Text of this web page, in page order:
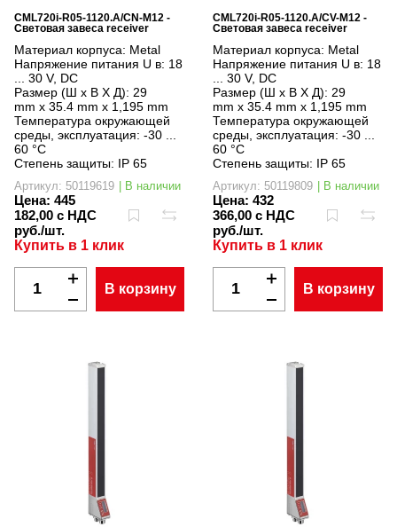
CML720i-R05-1120.A/CN-M12 -
Световая завеса receiver
Материал корпуса: Metal
Напряжение питания U в: 18
... 30 V, DC
Размер (Ш x В X Д): 29
mm x 35.4 mm x 1,195 mm
Температура окружающей
среды, эксплуатация: -30 ...
60 °C
Степень защиты: IP 65
Артикул: 50119619 | В наличии
Цена: 445
182,00 с НДС
руб./шт.
Купить в 1 клик
В корзину
CML720i-R05-1120.A/CV-M12 -
Световая завеса receiver
Материал корпуса: Metal
Напряжение питания U в: 18
... 30 V, DC
Размер (Ш x В X Д): 29
mm x 35.4 mm x 1,195 mm
Температура окружающей
среды, эксплуатация: -30 ...
60 °C
Степень защиты: IP 65
Артикул: 50119809 | В наличии
Цена: 432
366,00 с НДС
руб./шт.
Купить в 1 клик
В корзину